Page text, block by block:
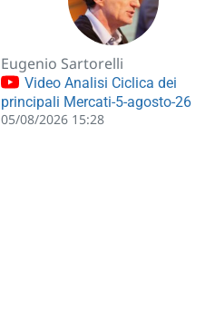
Eugenio Sartorelli
Video Analisi Ciclica dei
principali Mercati-5-agosto-26
05/08/2026 15:28